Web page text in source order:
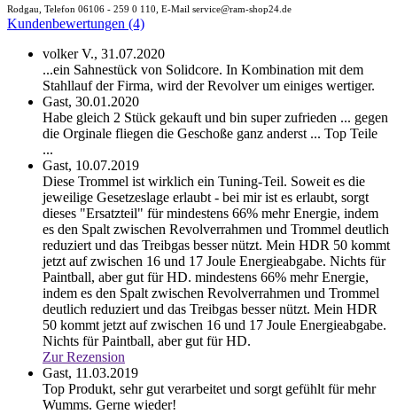
Rodgau, Telefon 06106 - 259 0 110, E-Mail service@ram-shop24.de
Kundenbewertungen (4)
volker V., 31.07.2020
...ein Sahnestück von Solidcore. In Kombination mit dem
Stahllauf der Firma, wird der Revolver um einiges wertiger.
Gast, 30.01.2020
Habe gleich 2 Stück gekauft und bin super zufrieden ... gegen
die Orginale fliegen die Geschoße ganz anderst ... Top Teile
...
Gast, 10.07.2019
Diese Trommel ist wirklich ein Tuning-Teil. Soweit es die
jeweilige Gesetzeslage erlaubt - bei mir ist es erlaubt, sorgt
dieses "Ersatzteil" für mindestens 66% mehr Energie, indem
es den Spalt zwischen Revolverrahmen und Trommel deutlich
reduziert und das Treibgas besser nützt. Mein HDR 50 kommt
jetzt auf zwischen 16 und 17 Joule Energieabgabe. Nichts für
Paintball, aber gut für HD. mindestens 66% mehr Energie,
indem es den Spalt zwischen Revolverrahmen und Trommel
deutlich reduziert und das Treibgas besser nützt. Mein HDR
50 kommt jetzt auf zwischen 16 und 17 Joule Energieabgabe.
Nichts für Paintball, aber gut für HD.
Zur Rezension
Gast, 11.03.2019
Top Produkt, sehr gut verarbeitet und sorgt gefühlt für mehr
Wumms. Gerne wieder!